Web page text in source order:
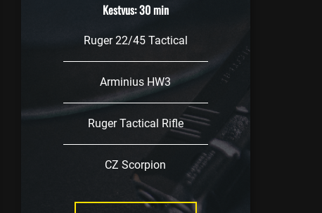
Kestvus: 30 min
Ruger 22/45 Tactical
Arminius HW3
Ruger Tactical Rifle
CZ Scorpion